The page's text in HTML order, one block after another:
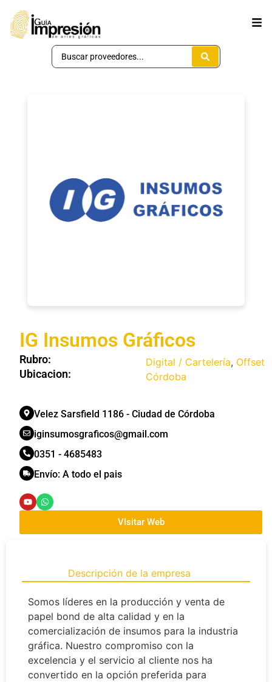
IG Insumos Gráficos
Rubro: Digital / Cartelería, Offset
Ubicacion:
Córdoba
Velez Sarsfield 1186 - Ciudad de Córdoba
iginsumosgraficos@gmail.com
0351 - 4685483
Envío: A todo el pais
VIsitar Web
Descripción de la empresa
Somos líderes en la producción y venta de
papel bond de alta calidad y en la
comercialización de insumos para la industria
gráfica. Nuestro compromiso con la
excelencia y el servicio al cliente nos ha
convertido en la opción preferida para